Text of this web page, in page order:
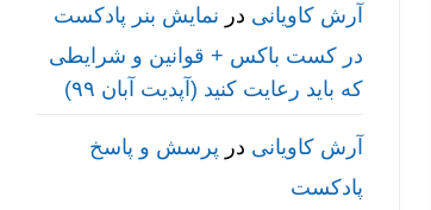
آرش کاویانی در نمایش بنر پادکست
در کست باکس + قوانین و شرایطی
که باید رعایت کنید (آپدیت آبان ۹۹)
آرش کاویانی در پرسش و پاسخ
پادکست